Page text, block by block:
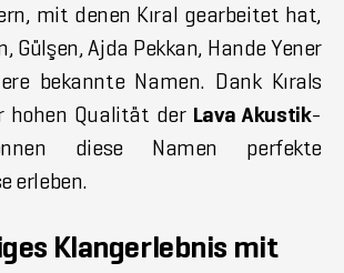
mit denen Kıral gearbeitet hat,
Gülşen, Ajda Pekkan, Hande Yener
bekannte Namen. Dank Kırals
hohen Qualität der Lava Akustik-
diese Namen perfekte
erleben.
Klangerlebnis mit